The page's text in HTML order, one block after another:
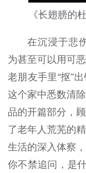
《长翅膀的
在沉浸于悲
为甚至可以用可
老朋友手里“抠”
这个家中悉数清
品的开篇部分，
了老年人荒芜的
生活的深入体察
你不禁追问，是